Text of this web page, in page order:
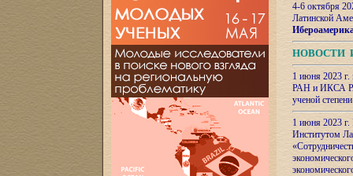
4-6 октября
Латинской
НОВОСТИ
1 июня 2023
РАН и ИКСА
ученой
1 июня 2023
Институтом